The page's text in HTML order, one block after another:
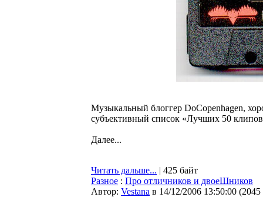
Музыкальный блоггер DoCopenhagen,
субъективный список «Лучших 50
Далее...
Читать дальше... | 425 байт
Разное : Про отличников и двоеШников
Автор: Vestana в 14/12/2006 13:50:00 (